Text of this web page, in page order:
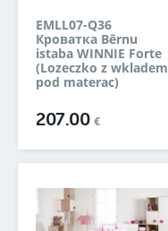
EMLL07-Q36
Кроватка Bērnu
istaba WINNIE Forte
(Lozeczko z wkladem
pod materac)
207.00€